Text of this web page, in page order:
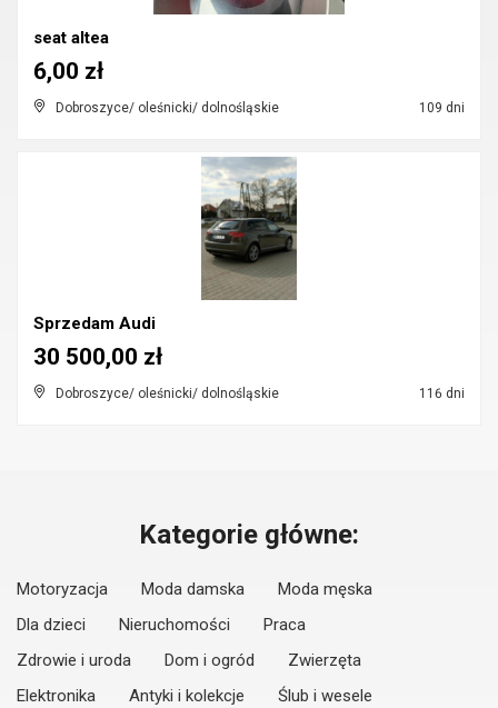
seat altea
Dobroszyce/ oleśnicki/ dolnośląskie 109 dni
6,00 zł
Sprzedam Audi
Dobroszyce/ oleśnicki/ dolnośląskie 116 dni
30 500,00 zł
Kategorie główne:
Motoryzacja Moda damska
Moda męska
Dla dzieci
Nieruchomości
Praca
Zdrowie i uroda
Dom i ogród
Zwierzęta
Elektronika
Antyki i kolekcje Ślub i wesele